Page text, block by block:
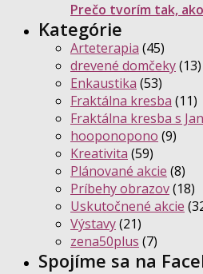
Prečo tvorím tak,
Kategórie
Arteterapia (45)
drevené domčeky(13)
Enkaustika (53)
Fraktálna kresba (11)
Fraktálna kresba s
hooponopono (9)
Kreativita (59)
Plánované akcie (8)
Príbehy obrazov(18)
Uskutočnené akcie
Výstavy(21)
zena50plus (7)
Spojíme sa na